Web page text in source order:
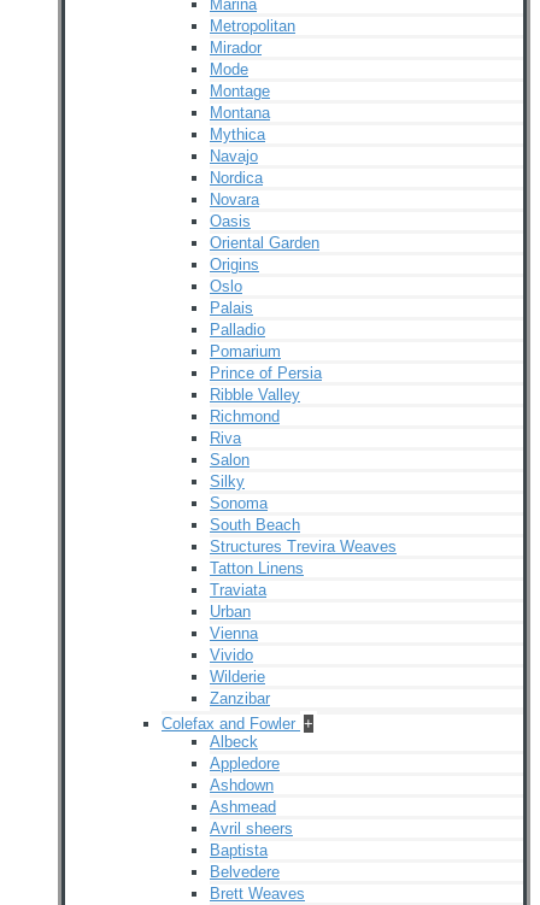
Marina
Metropolitan
Mirador
Mode
Montage
Montana
Mythica
Navajo
Nordica
Novara
Oasis
Oriental Garden
Origins
Oslo
Palais
Palladio
Pomarium
Prince of Persia
Ribble Valley
Richmond
Riva
Salon
Silky
Sonoma
South Beach
Structures Trevira Weaves
Tatton Linens
Traviata
Urban
Vienna
Vivido
Wilderie
Zanzibar
Colefax and Fowler +
Albeck
Appledore
Ashdown
Ashmead
Avril sheers
Baptista
Belvedere
Brett Weaves